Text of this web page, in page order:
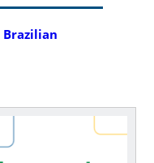
Brazilian